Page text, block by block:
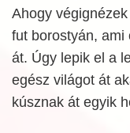
Ahogy
fut borostyán, ami
át. Úgy lepik el a
egész világot át
kúsznak át egyik